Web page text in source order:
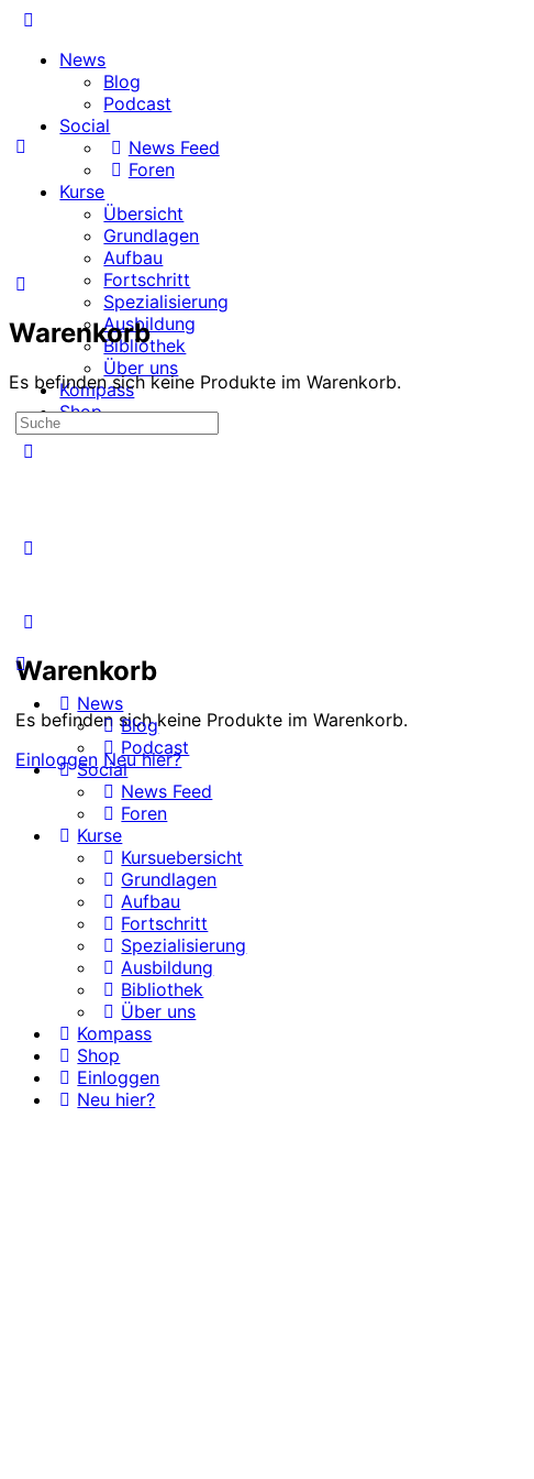
PanelNews
Blog
Podcast
Social
News Feed
Foren
Kurse
Übersicht
Grundlagen
Aufbau
Fortschritt
Spezialisierung
Ausbildung
Bibliothek
Über uns
Kompass
Shop
Warenkorb
Es befinden sich keine Produkte im Warenkorb.
Einloggen Neu hier?
Warenkorb
Es befinden sich keine Produkte im Warenkorb.
Suche
nach:
News
Blog
Podcast
Social
News Feed
Foren
Kurse
Kursuebersicht
Grundlagen
Aufbau
Fortschritt
Spezialisierung
Ausbildung
Bibliothek
Über uns
Kompass
Shop
Einloggen
Neu hier?